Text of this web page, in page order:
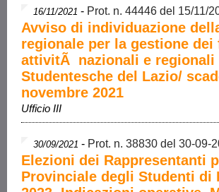
16/11/2021 - Prot. n. 44446 del 15/11/
Avviso di individuazione
regionale per la gestione
attivitÃ nazionali e regionali
Studentesche del Lazio/
novembre 2021
Ufficio III
30/09/2021 - Prot. n. 38830 del 30-09-
Elezioni dei Rappresentanti
Provinciale degli Studenti di